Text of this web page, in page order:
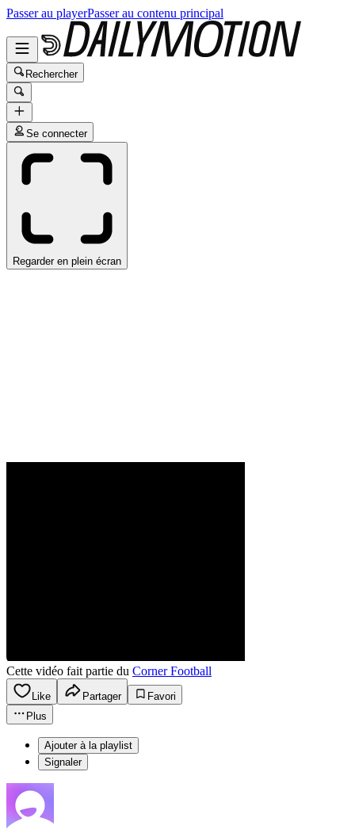
Passer au playerPasser au contenu principal
Rechercher
Se connecter
Regarder en plein écran
Cette vidéo fait partie du Corner Football
Like Partager
Favori
Plus
Ajouter à la playlist
Signaler